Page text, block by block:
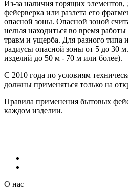
Из-за наличия горящих
фейерверка или разлета его
опасной зоны. Опасной зоной
нельзя находиться во время
травм и ущерба. Для разного типа
радиусы опасной зоны от 5 до 30
изделий до 50 м - 70 м или более).
С 2010 года по условиям
должны применяться только на
Правила применения бытовых
каждом изделии.
О нас